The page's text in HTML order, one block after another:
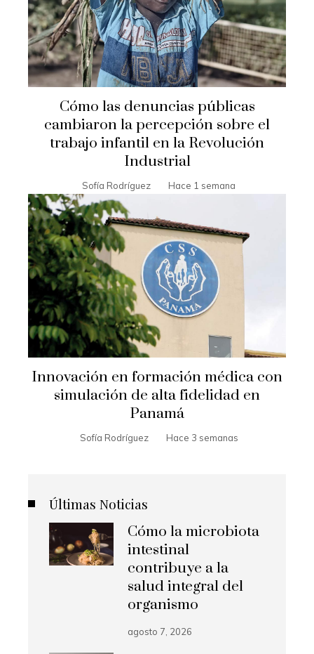
Cómo las denuncias públicas
cambiaron la percepción sobre el
trabajo infantil en la Revolución
Industrial
Sofía Rodríguez Hace 1 semana
Innovación en formación médica con
simulación de alta fidelidad en
Panamá
Sofía Rodríguez Hace 3 semanas
Últimas Noticias
Cómo la microbiota
intestinal
contribuye a la
salud integral del
organismo
agosto 7, 2026